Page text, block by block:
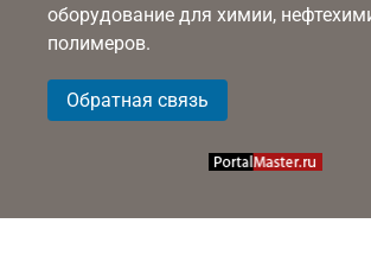
оборудование для химии,
полимеров.
Обратная связь